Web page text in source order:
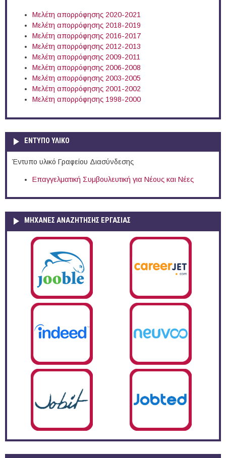
Μελέτη απορρόφησης 2020-2021
Μελέτη απορρόφησης 2018-2019
Μελέτη απορρόφησης 2016-2017
Μελέτη απορρόφησης 2012-2013
Μελέτη απορρόφησης 2009-2011
Μελέτη απορρόφησης 2006-2008
Μελέτη απορρόφησης 2003-2005
Μελέτη απορρόφησης 2001-2002
Μελέτη απορρόφησης 1998-2000
ΕΝΤΥΠΟ ΥΛΙΚΟ
Έντυπο υλικό Γραφείου Διασύνδεσης
Επαγγελματική Συμβουλευτική για Νέους και Νέες
ΜΗΧΑΝΕΣ ΑΝΑΖΗΤΗΣΗΣ ΕΡΓΑΣΙΑΣ